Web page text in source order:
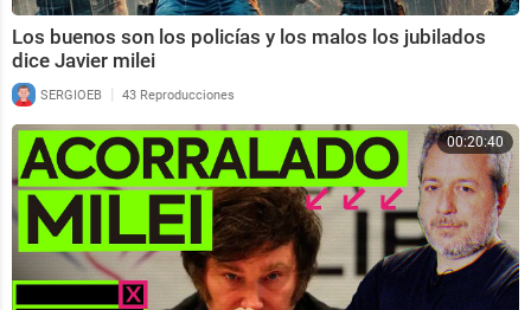
Los buenos son los policías y los malos los jubilados
dice Javier milei
SERGIOEB | 43 Reproducciones
00:20:40